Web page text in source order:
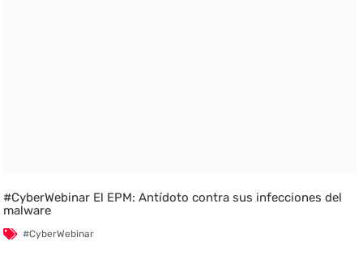
#CyberWebinar El EPM: Antídoto contra sus infecciones del
malware
#CyberWebinar